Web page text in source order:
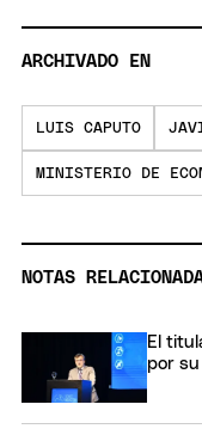
ARCHIVADO EN
LUIS CAPUTO
MINISTERIO DE
NOTAS
El
por su